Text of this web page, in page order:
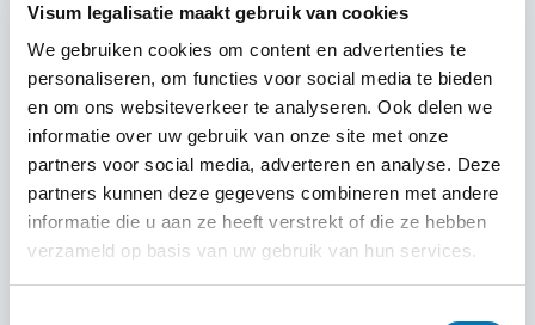
Visum legalisatie maakt gebruik van cookies
We gebruiken cookies om content en advertenties te
personaliseren, om functies voor social media te bieden
en om ons websiteverkeer te analyseren. Ook delen we
informatie over uw gebruik van onze site met onze
partners voor social media, adverteren en analyse. Deze
partners kunnen deze gegevens combineren met andere
informatie die u aan ze heeft verstrekt of die ze hebben
verzameld op basis van uw gebruik van hun services.
Is het China online pre-arrival visum goedgekeurd? Dan
mag u naar China afreizen! Dit kan dezelfde dag van
ontvangst van het e-visum al gebeuren.
Deze officiële kennisgeving van het visum moet in kleur
worden afgedrukt en dient los in het paspoort mee op
reis genomen te worden. Je bent verplicht deze binnen
30 dagen na afgifte te gebruiken.